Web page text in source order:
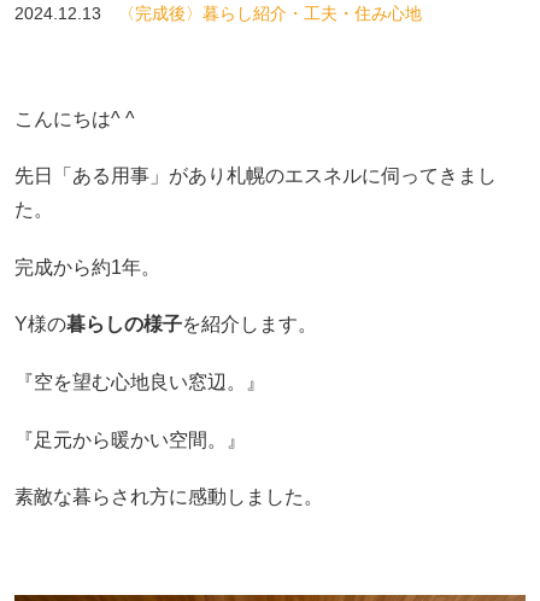
2024.12.13 〈完成後〉暮らし紹介・工夫・住み心地
こんにちは^ ^
先日「ある用事」があり札幌のエスネルに伺ってきまし
た。
完成から約1年。
Y様の暮らしの様子を紹介します。
『空を望む心地良い窓辺。』
『足元から暖かい空間。』
素敵な暮らされ方に感動しました。